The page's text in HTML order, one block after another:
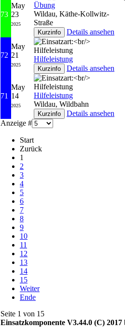
73
May
23
2025
Übung
Wildau, Käthe-Kollwitz-
Straße
Details ansehen
72
May
21
2025
Hilfeleistung
Details ansehen
71
May
14
2025
Hilfeleistung
Wildau, Wildbahn
Details ansehen
Anzeige #
Start
Zurück
1
2
3
4
5
6
7
8
9
10
11
12
13
14
15
Weiter
Ende
Seite 1 von 15
Einsatzkomponente V3.44.0 (C)